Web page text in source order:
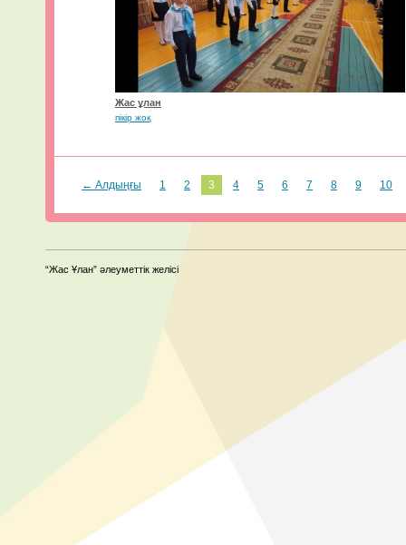
Жас ұлан
пікір жоқ
← Алдыңғы 1 2 3 4 5 6 7 8 9 10
“Жас Ұлан” әлеуметтік желісі